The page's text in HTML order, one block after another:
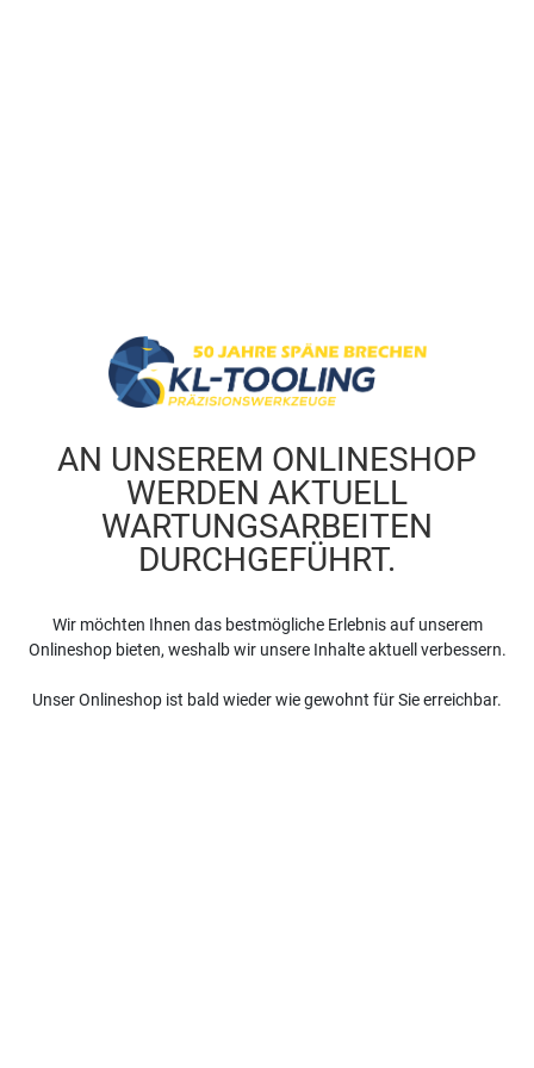
AN UNSEREM ONLINESHOP
WERDEN AKTUELL
WARTUNGSARBEITEN
DURCHGEFÜHRT.
Wir möchten Ihnen das bestmögliche Erlebnis auf unserem
Onlineshop bieten, weshalb wir unsere Inhalte aktuell verbessern.
Unser Onlineshop ist bald wieder wie gewohnt für Sie erreichbar.